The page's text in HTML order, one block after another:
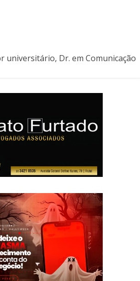
universitário, Dr. em Comunicação